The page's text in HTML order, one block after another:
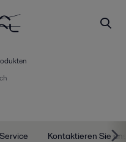
Kontaktieren Sie